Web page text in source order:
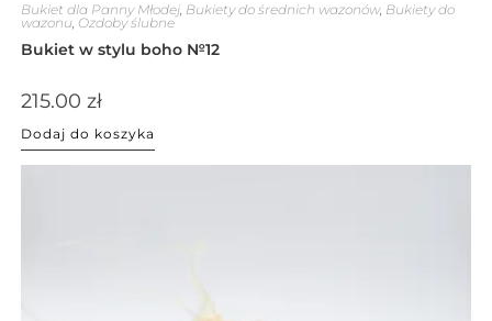
Bukiet dla Panny Młodej, Bukiety do średnich wazonów, Bukiety do
wazonu, Ozdoby ślubne
Bukiet w stylu boho №12
215.00 zł
Dodaj do koszyka